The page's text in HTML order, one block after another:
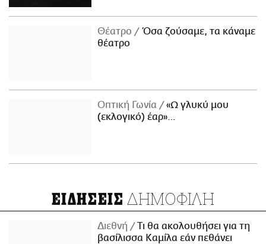
Θέατρο
Όσα ζούσαμε, τα κάναμε
θέατρο
Οπτική Γωνία
«Ω γλυκύ μου
(εκλογικό) έαρ»…
ΕΙΔΗΣΕΙΣ ΔΗΜΟΦΙΛΗ
Διεθνή
Τι θα ακολουθήσει για τη
βασίλισσα Καμίλα εάν πεθάνει